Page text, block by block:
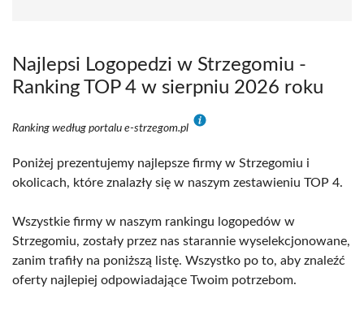
Najlepsi Logopedzi w Strzegomiu -
Ranking TOP 4 w sierpniu 2026 roku
Ranking według portalu e-strzegom.pl
Poniżej prezentujemy najlepsze firmy w Strzegomiu i
okolicach, które znalazły się w naszym zestawieniu TOP 4.
Wszystkie firmy w naszym rankingu logopedów w
Strzegomiu, zostały przez nas starannie wyselekcjonowane,
zanim trafiły na poniższą listę. Wszystko po to, aby znaleźć
oferty najlepiej odpowiadające Twoim potrzebom.